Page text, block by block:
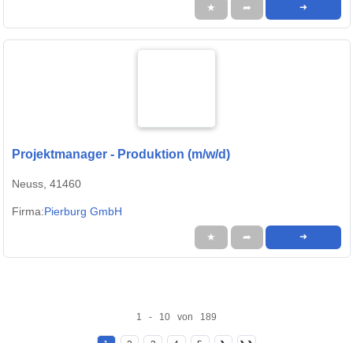
★ ➦ ➜
Projektmanager - Produktion (m/w/d)
Neuss, 41460
Firma:Pierburg GmbH
★ ➦ ➜
1 - 10 von 189